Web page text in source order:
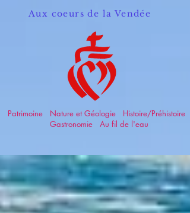
Aux coeurs de la Vendée
Patrimoine Nature et Géologie Histoire/Préhistoire
Gastronomie Au fil de l'eau